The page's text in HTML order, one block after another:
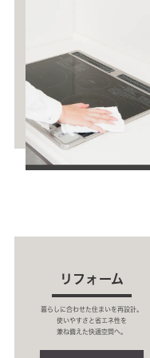
リフォーム
暮らしに合わせた住まいを再設計。
使いやすさと省エネ性を
兼ね備えた快適空間へ。